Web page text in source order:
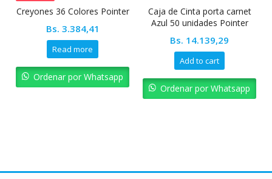
Creyones 36 Colores Pointer
Bs. 3.384,41
Read more
Ordenar por Whatsapp
Caja de Cinta porta carnet
Azul 50 unidades Pointer
Bs. 14.139,29
Add to cart
Ordenar por Whatsapp